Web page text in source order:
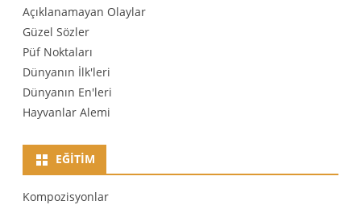
Açıklanamayan Olaylar
Güzel Sözler
Püf Noktaları
Dünyanın İlk'leri
Dünyanın En'leri
Hayvanlar Alemi
EĞITIM
Kompozisyonlar